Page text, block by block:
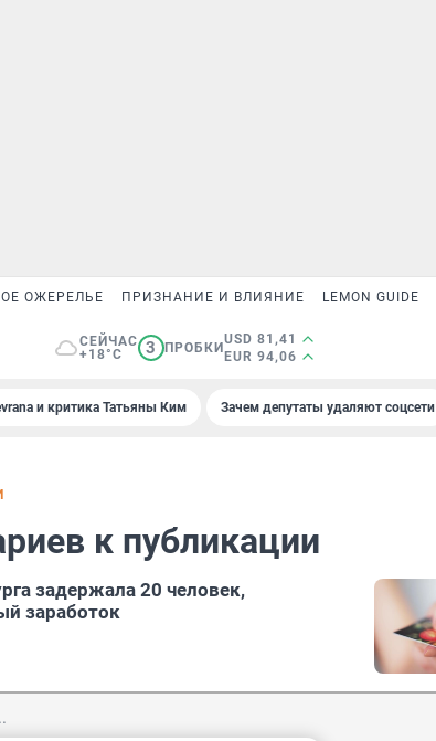
ОЖЕРЕЛЬЕ ПРИЗНАНИЕ И ВЛИЯНИЕ LEMON GUIDE
СЕЙЧАС
+18°C
3 ПРОБКИ
USD 81,41
EUR 94,06
и критика Татьяны Ким Зачем депутаты удаляют соцсети
к публикации
задержала 20 человек,
заработок